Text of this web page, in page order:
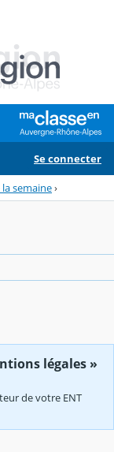
Se connecter
semaine›
légales »
de votre ENT